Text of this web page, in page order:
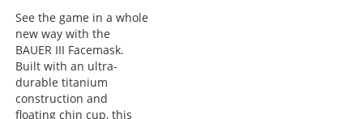
See the game in a whole
new way with the
BAUER III Facemask.
Built with an ultra-
durable titanium
construction and
floating chin cup, this